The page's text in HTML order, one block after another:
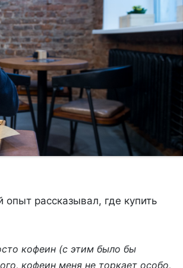
рассказывал, где купить
кофеин (с этим было бы
кофеин меня не торкает особо,